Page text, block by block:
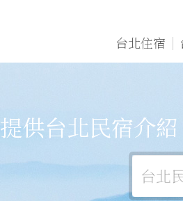
台北住宿
提供台北民宿介